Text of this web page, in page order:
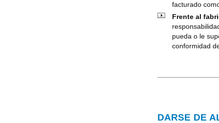
facturado
Frente al
pueda o le
conformidad
DARSE DE